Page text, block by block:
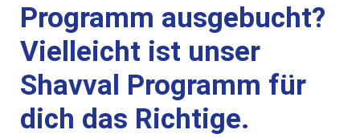
Programm ausgebucht?
Vielleicht ist unser
Shavval Programm für
dich das Richtige.